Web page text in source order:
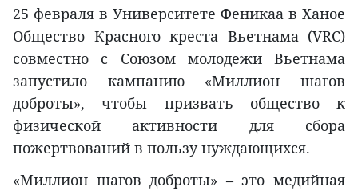
25 февраля в Университете Феникаа в Ханое
Общество Красного креста Вьетнама (VRC)
совместно с Союзом молодежи Вьетнама
запустило кампанию «Миллион шагов
доброты», чтобы призвать общество к
физической активности для сбора
пожертвований в пользу нуждающихся.
«Миллион шагов доброты» – это медийная